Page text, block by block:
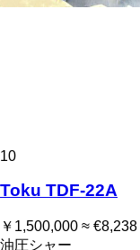
10
Toku TDF-22A
￥1,500,000 ≈ €8,238
油圧シャー